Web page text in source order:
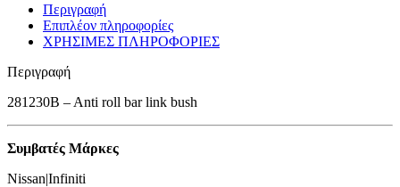
Περιγραφή
Επιπλέον πληροφορίες
ΧΡΗΣΙΜΕΣ ΠΛΗΡΟΦΟΡΙΕΣ
Περιγραφή
281230B – Anti roll bar link bush
Συμβατές Μάρκες
Nissan|Infiniti